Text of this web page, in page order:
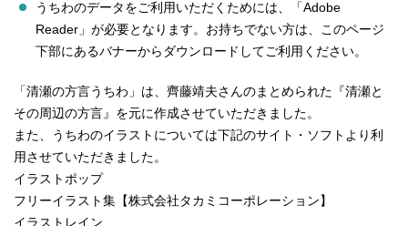
うちわのデータをご利用いただくためには、「Adobe
Reader」が必要となります。お持ちでない方は、このページ
下部にあるバナーからダウンロードしてご利用ください。
「清瀬の方言うちわ」は、齊藤靖夫さんのまとめられた『清瀬と
その周辺の方言』を元に作成させていただきました。
また、うちわのイラストについては下記のサイト・ソフトより利
用させていただきました。
イラストポップ
フリーイラスト集【株式会社タカミコーポレーション】
イラストレイン